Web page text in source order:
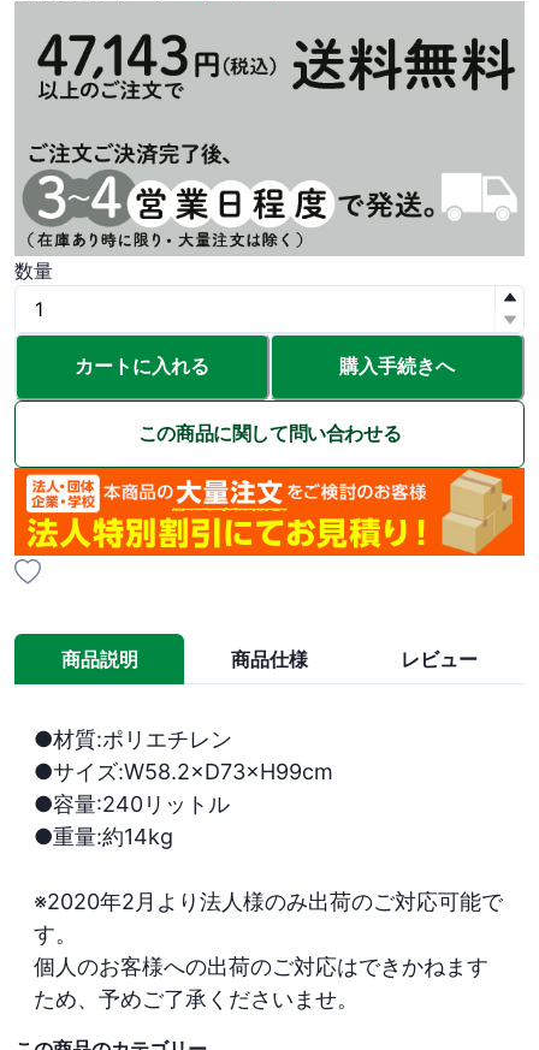
数量
カートに入れる 購入手続きへ
この商品に関して問い合わせる
商品説明 商品仕様 レビュー
●材質:ポリエチレン
●サイズ:W58.2×D73×H99cm
●容量:240リットル
●重量:約14kg
※2020年2月より法人様のみ出荷のご対応可能で
す。
個人のお客様への出荷のご対応はできかねます
ため、予めご了承くださいませ。